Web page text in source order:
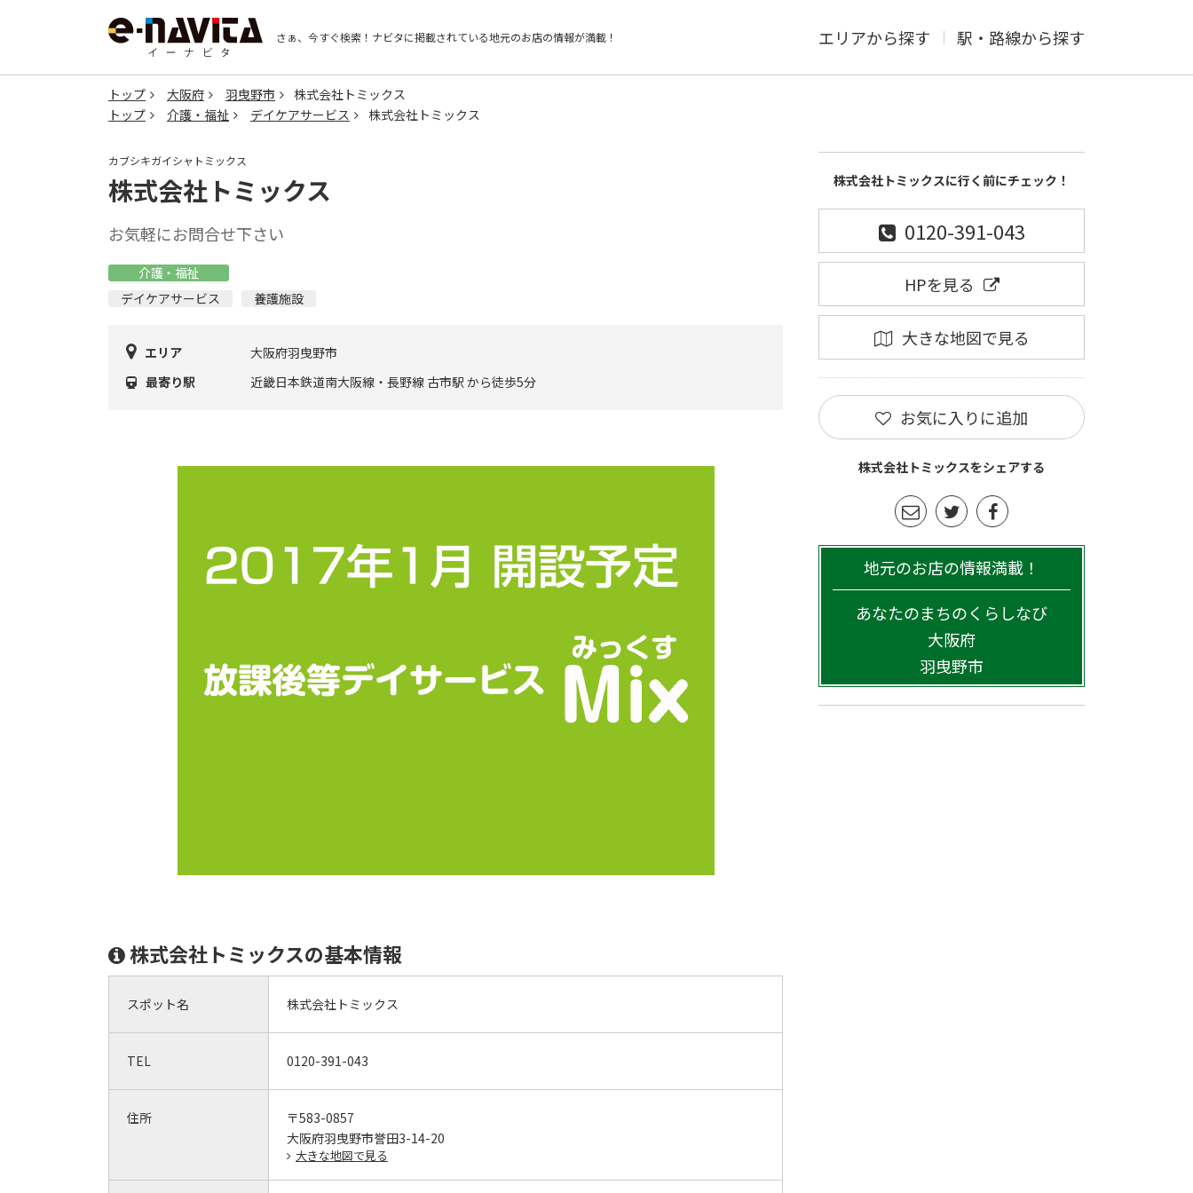
さぁ、今すぐ検索！ ナビタに掲載されている地元のお店の情報が満載！ エリアから探す 駅・路線から探す
トップ 大阪府 羽曳野市
株式会社トミックス
トップ
介護・福祉 デイケアサービス 株式会社トミックス
カブシキガイシャトミックス
株式会社トミックス
お気軽にお問合せ下さい
介護・福祉
デイケアサービス
養護施設
エリア
大阪府羽曳野市
最寄り駅
近畿日本鉄道南大阪線・長野線 古市駅 から徒歩5分
株式会社トミックスの基本情報
スポット名 株式会社トミックス
TEL 0120-391-043
住所
〒583-0857
大阪府羽曳野市誉田3-14-20
大きな地図で見る
株式会社トミックスに行く前にチェック！
0120-391-043
HPを見る
大きな地図で見る
お気に入りに追加
株式会社トミックスをシェアする
地元のお店の情報満載！
あなたのまちのくらしなび
大阪府
羽曳野市